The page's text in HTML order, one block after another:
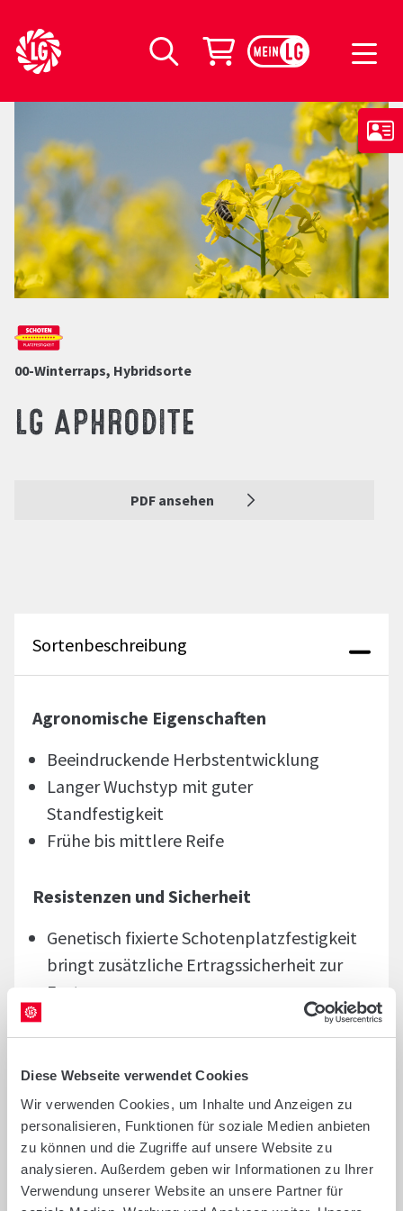
Diese Webseite verwendet Cookies
Wir verwenden Cookies, um Inhalte und Anzeigen zu
personalisieren, Funktionen für soziale Medien anbieten
zu können und die Zugriffe auf unsere Website zu
analysieren. Außerdem geben wir Informationen zu Ihrer
Verwendung unserer Website an unsere Partner für
LG Seeds Logo
Suche
Warenkorb
00-Winterraps, Hybridsorte
LG APHRODITE
PDF ansehen
Sortenbeschreibung
Agronomische Eigenschaften
Beeindruckende Herbstentwicklung
Langer Wuchstyp mit guter
Standfestigkeit
Frühe bis mittlere Reife
Resistenzen und Sicherheit
Genetisch fixierte Schotenplatzfestigkeit
bringt zusätzliche Ertragssicherheit zur
Ernte
TuYV-Resistenz sichert den Ertrag ab
RLM7-Phoma-Resistenz schützt vor
frühem Phoma-Blattbefall
Ertragsleistung
Hoher Kornertrag